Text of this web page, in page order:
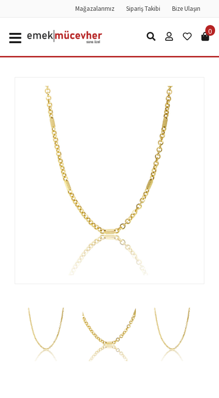
Mağazalarımız Sipariş Takibi Bize Ulaşın
0